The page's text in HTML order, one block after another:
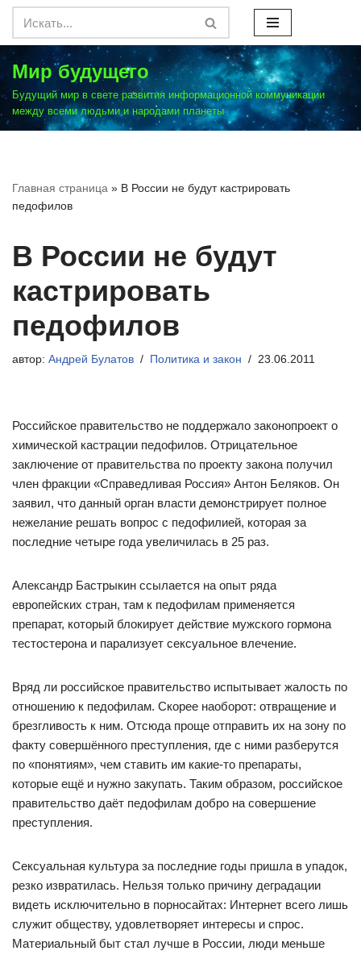
Перейти
к
содержимому
Мир будущего
Будущий мир в свете развития информационной коммуникации
между всеми людьми и народами планеты
Главная страница » В России не будут кастрировать
педофилов
В России не будут
кастрировать
педофилов
автор: Андрей Булатов Политика и закон 23.06.2011
Российское правительство не поддержало законопроект о
химической кастрации педофилов. Отрицательное
заключение от правительства по проекту закона получил
член фракции «Справедливая Россия» Антон Беляков. Он
заявил, что данный орган власти демонстрирует полное
нежелание решать вопрос с педофилией, которая за
последние четыре года увеличилась в 25 раз.
Александр Бастрыкин ссылается на опыт ряда
европейских стран, там к педофилам применяется
препарат, который блокирует действие мужского гормона
тестостерона и парализует сексуальное влечение.
Вряд ли российское правительство испытывает жалость по
отношению к педофилам. Скорее наоборот: отвращение и
брезгливость к ним. Отсюда проще отправить их на зону по
факту совершённого преступления, где с ними разберутся
по «понятиям», чем ставить им какие-то препараты,
которые ещё и нужно закупать. Таким образом, российское
правительство даёт педофилам добро на совершение
преступления.
Сексуальная культура за последние годы пришла в упадок,
резко извратилась. Нельзя только причину деградации
видеть исключительно в порносайтах: Интернет всего лишь
служит обществу, удовлетворяет интересы и спрос.
Материальный быт стал лучше в России, люди меньше